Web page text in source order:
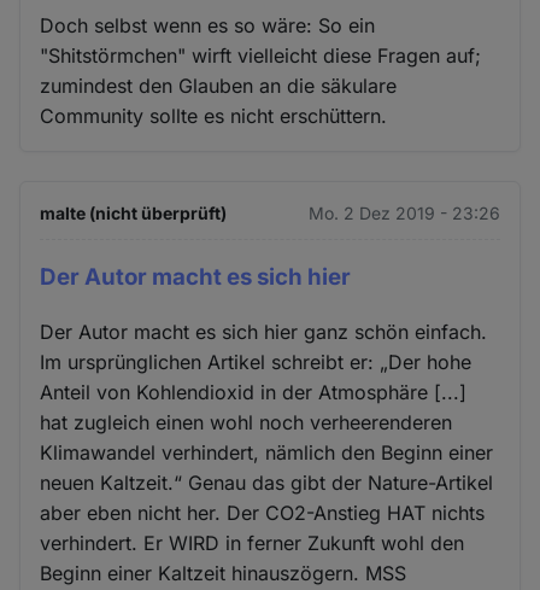
Doch selbst wenn es so wäre: So ein
"Shitstörmchen" wirft vielleicht diese Fragen auf;
zumindest den Glauben an die säkulare
Community sollte es nicht erschüttern.
malte (nicht überprüft) Mo. 2 Dez 2019 - 23:26
Der Autor macht es sich hier
Der Autor macht es sich hier ganz schön einfach.
Im ursprünglichen Artikel schreibt er: „Der hohe
Anteil von Kohlendioxid in der Atmosphäre [...]
hat zugleich einen wohl noch verheerenderen
Klimawandel verhindert, nämlich den Beginn einer
neuen Kaltzeit.“ Genau das gibt der Nature-Artikel
aber eben nicht her. Der CO2-Anstieg HAT nichts
verhindert. Er WIRD in ferner Zukunft wohl den
Beginn einer Kaltzeit hinauszögern. MSS